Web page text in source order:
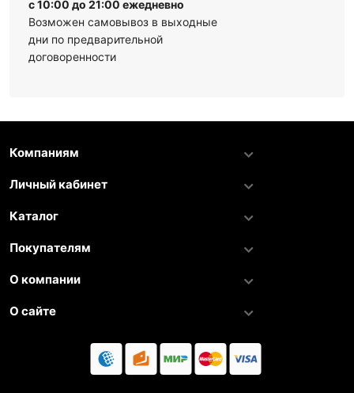
с 10:00 до 21:00 ежедневно
Возможен самовывоз в выходные
дни по предварительной
договоренности
Компаниям
Личный кабинет
Каталог
Покупателям
О компании
О сайте